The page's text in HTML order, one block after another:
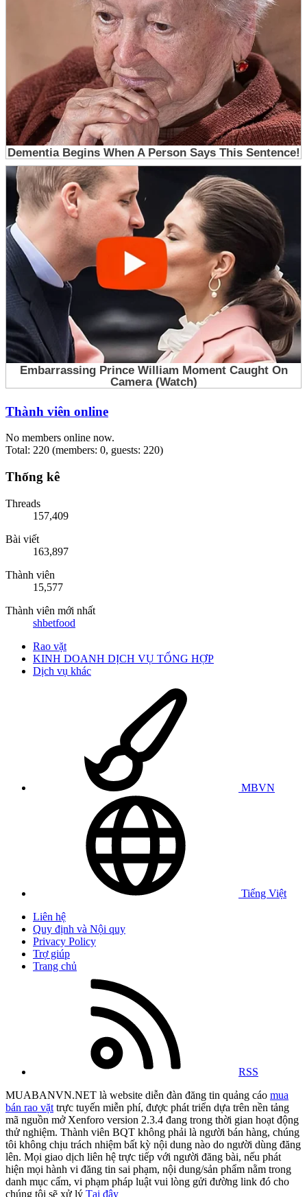
Thành viên online
No members online now.
Total: 220 (members: 0, guests: 220)
Thống kê
Threads
157,409
Bài viết
163,897
Thành viên
15,577
Thành viên mới nhất
shbetfood
Rao vặt
KINH DOANH DỊCH VỤ TỔNG HỢP
Dịch vụ khác
MBVN
Tiếng Việt
Liên hệ
Quy định và Nội quy
Privacy Policy
Trợ giúp
Trang chủ
RSS
MUABANVN.NET là website diễn đàn đăng tin quảng cáo mua
bán rao vặt trực tuyến miễn phí, được phát triển dựa trên nền tảng
mã nguồn mở Xenforo version 2.3.4 đang trong thời gian hoạt động
thử nghiệm. Thành viên BQT không phải là người bán hàng, chúng
tôi không chịu trách nhiệm bất kỳ nội dung nào do người dùng đăng
lên. Mọi giao dịch liên hệ trực tiếp với người đăng bài, nếu phát
hiện mọi hành vi đăng tin sai phạm, nội dung/sản phẩm nằm trong
danh mục cấm, vi phạm pháp luật vui lòng gửi đường link đó cho
chúng tôi sẽ xử lý Tại đây